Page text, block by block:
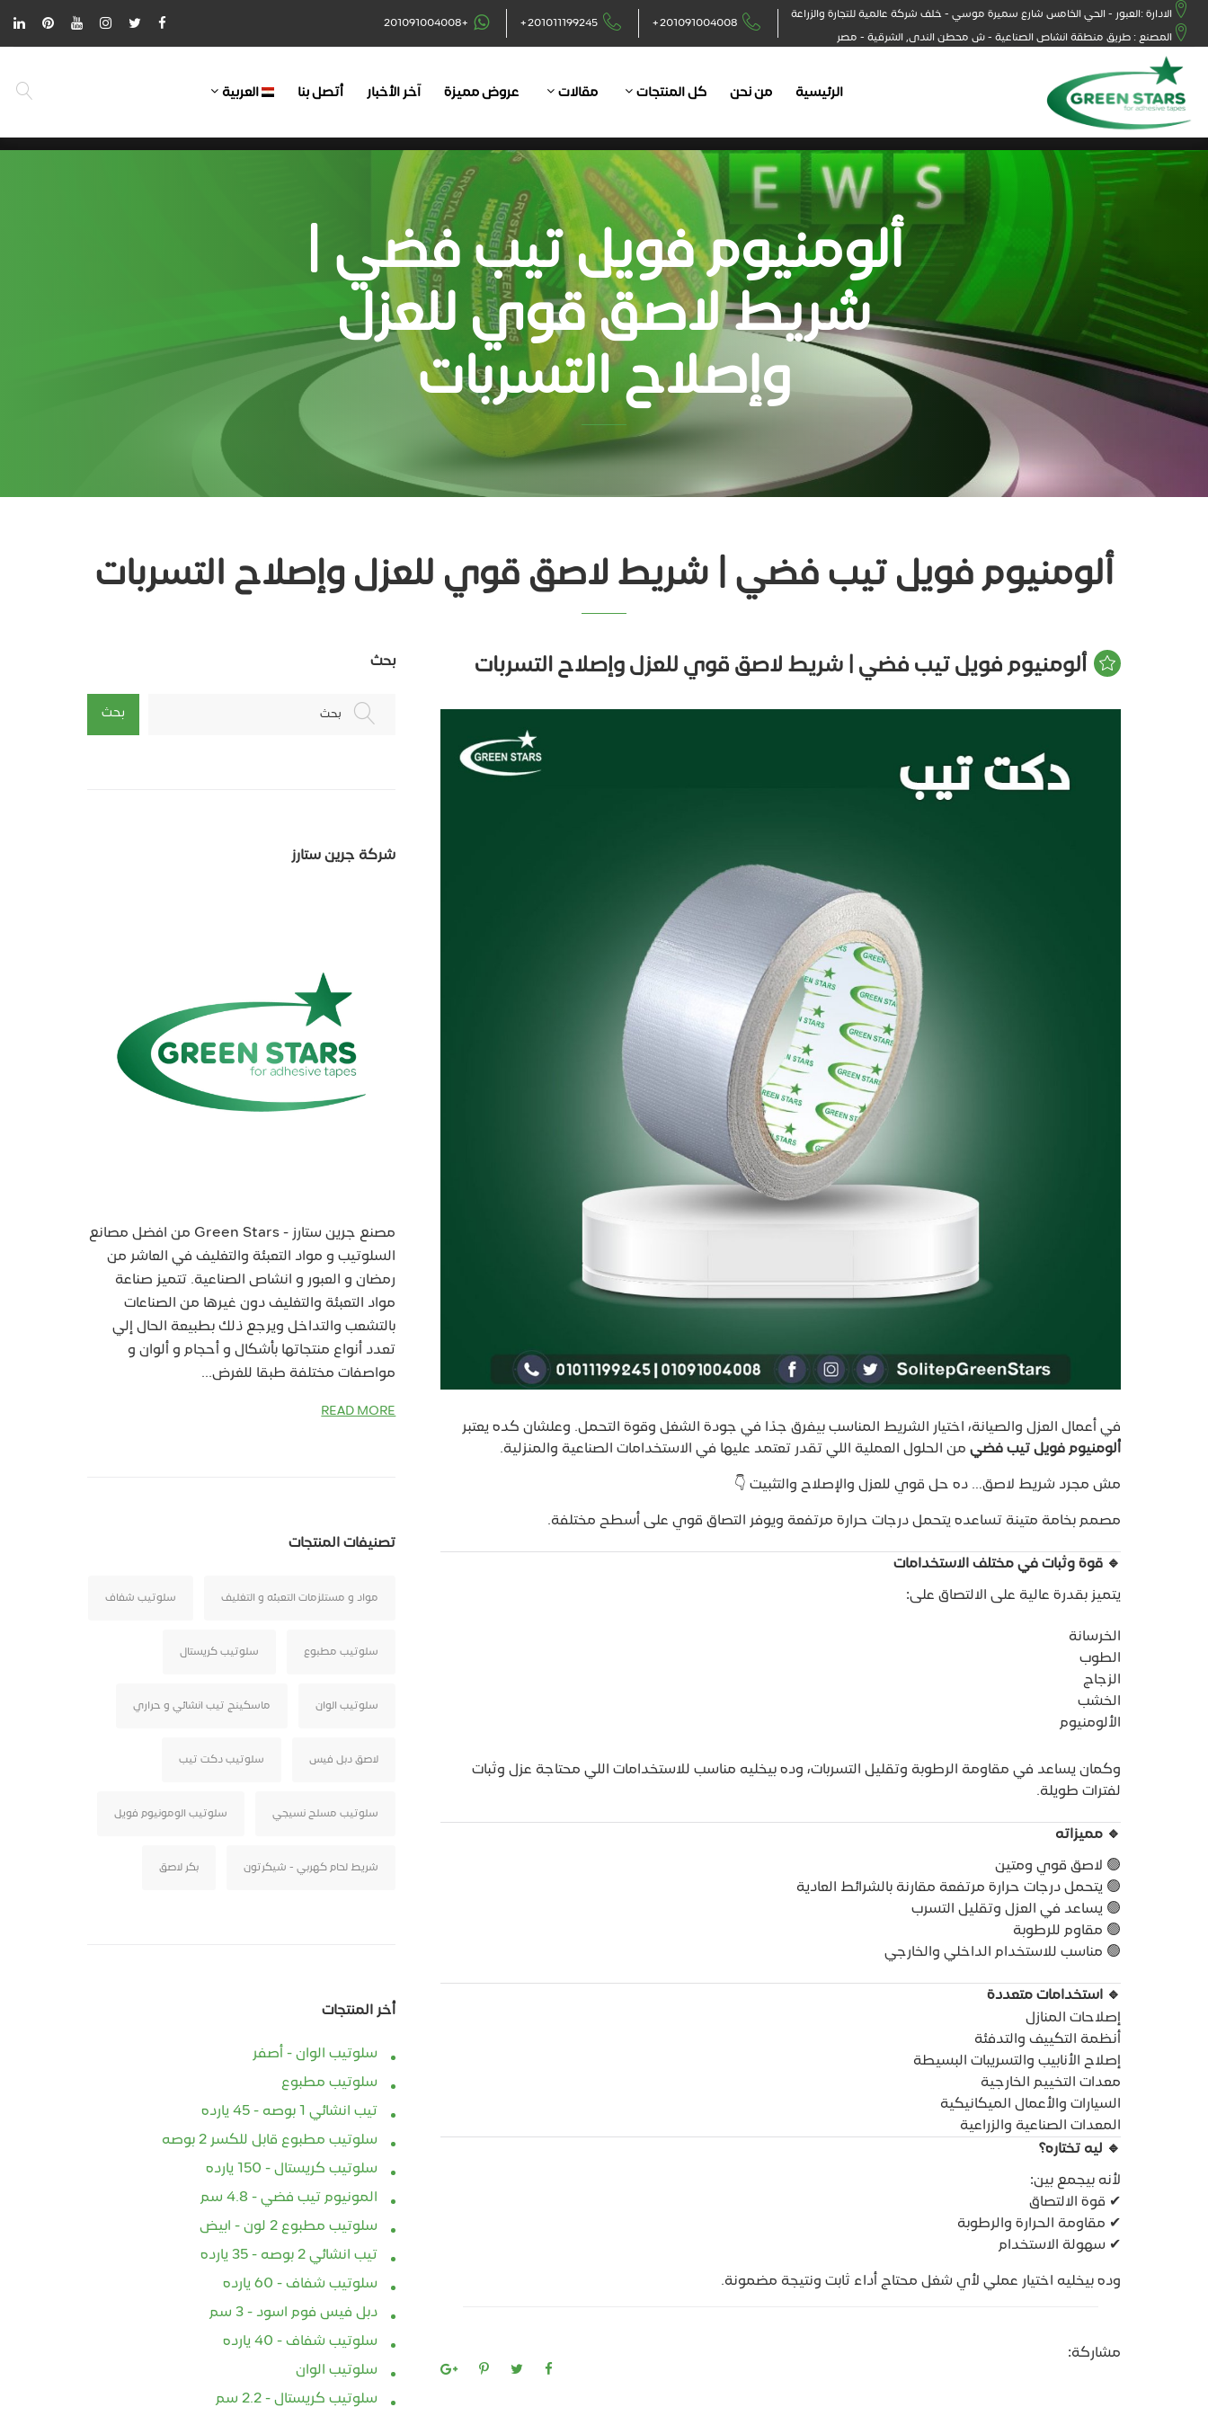
الادارة :العبور - الحي الخامس شارع سميرة موسي - خلف شركة عالمية للتجارة والزراعة
المصنع : طريق منطقة انشاص الصناعية - ش محطن الندى, الشرقية - مصر
+201091004008
+201011199245
+201091004008
الرئيسية من نحن كل المنتجات مقالات عروض مميزة آخر الأخبار أتصل بنا العربية
ألومنيوم فويل تيب فضي |
شريط لاصق قوي للعزل
وإصلاح التسربات
ألومنيوم فويل تيب فضي | شريط لاصق قوي للعزل وإصلاح التسربات
ألومنيوم فويل تيب فضي | شريط لاصق قوي للعزل وإصلاح التسربات
في أعمال العزل والصيانة، اختيار الشريط المناسب بيفرق جدًا في جودة الشغل وقوة التحمل. وعلشان كده يعتبر
ألومنيوم فويل تيب فضي من الحلول العملية اللي تقدر تعتمد عليها في الاستخدامات الصناعية والمنزلية.
مش مجرد شريط لاصق… ده حل قوي للعزل والإصلاح والتثبيت 👇
مصمم بخامة متينة تساعده يتحمل درجات حرارة مرتفعة ويوفر التصاق قوي على أسطح مختلفة.
🔹 قوة وثبات في مختلف الاستخدامات
يتميز بقدرة عالية على الالتصاق على:
الخرسانة
الطوب
الزجاج
الخشب
الألومنيوم
وكمان يساعد في مقاومة الرطوبة وتقليل التسربات، وده بيخليه مناسب للاستخدامات اللي محتاجة عزل وثبات
لفترات طويلة.
🔹 مميزاته
🟢 لاصق قوي ومتين
🟢 يتحمل درجات حرارة مرتفعة مقارنة بالشرائط العادية
🟢 يساعد في العزل وتقليل التسرب
🟢 مقاوم للرطوبة
🟢 مناسب للاستخدام الداخلي والخارجي
🔹 استخدامات متعددة
إصلاحات المنازل
أنظمة التكييف والتدفئة
إصلاح الأنابيب والتسريبات البسيطة
معدات التخييم الخارجية
السيارات والأعمال الميكانيكية
المعدات الصناعية والزراعية
🔹 ليه تختاره؟
لأنه بيجمع بين:
✔ قوة الالتصاق
✔ مقاومة الحرارة والرطوبة
✔ سهولة الاستخدام
وده بيخليه اختيار عملي لأي شغل محتاج أداء ثابت ونتيجة مضمونة.
مشاركة:
بحث
بحث بحث
شركة جرين ستارز
مصنع جرين ستارز - Green Stars من افضل مصانع
السلوتيب و مواد التعبئة والتغليف في العاشر من
رمضان و العبور و انشاص الصناعية. تتميز صناعة
مواد التعبئة والتغليف دون غيرها من الصناعات
بالتشعب والتداخل ويرجع ذلك بطبيعة الحال إلي
تعدد أنواع منتجاتها بأشكال و أحجام و ألوان و
مواصفات مختلفة طبقا للغرض...
READ MORE
تصنيفات المنتجات
مواد و مستلزمات التعبئه و التغليف سلوتيب شفاف
سلوتيب مطبوع سلوتيب كريستال
سلوتيب الوان ماسكينج تيب انشائي و حراري
لاصق دبل فيس سلوتيب دكت تيب
سلوتيب مسلح نسيجي سلوتيب الومونيوم فويل
شريط لحام كهربي - شيكرتون بكر لاصق
أخر المنتجات
سلوتيب الوان - أصفر
سلوتيب مطبوع
تيب انشائي 1 بوصه - 45 يارده
سلوتيب مطبوع قابل للكسر 2 بوصه
سلوتيب كريستال - 150 يارده
المونيوم تيب فضي - 4.8 سم
سلوتيب مطبوع 2 لون - ابيض
تيب انشائي 2 بوصه - 35 يارده
سلوتيب شفاف - 60 يارده
دبل فيس فوم اسود - 3 سم
سلوتيب شفاف - 40 يارده
سلوتيب الوان
سلوتيب كريستال - 2.2 سم